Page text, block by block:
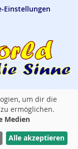
Einstellungen
· verwöhnt
/ All rights
um dir die
ermöglichen.
Medien
Alle akzeptieren